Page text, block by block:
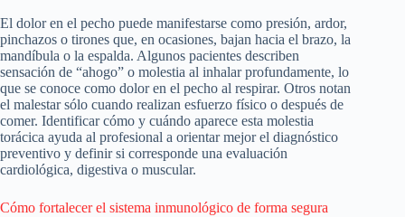
El dolor en el pecho puede manifestarse como presión, ardor,
pinchazos o tirones que, en ocasiones, bajan hacia el brazo, la
mandíbula o la espalda. Algunos pacientes describen
sensación de “ahogo” o molestia al inhalar profundamente, lo
que se conoce como dolor en el pecho al respirar. Otros notan
el malestar sólo cuando realizan esfuerzo físico o después de
comer. Identificar cómo y cuándo aparece esta molestia
torácica ayuda al profesional a orientar mejor el diagnóstico
preventivo y definir si corresponde una evaluación
cardiológica, digestiva o muscular.
Cómo fortalecer el sistema inmunológico de forma segura